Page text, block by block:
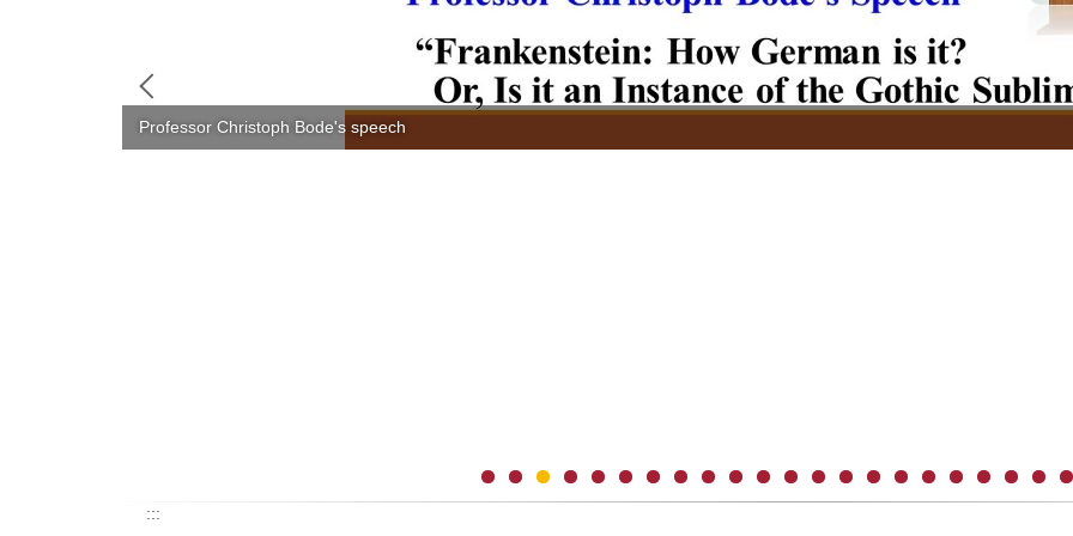
賀～ 本系高郁婷老師獲 臺灣綜合大學系統113年度 年輕學者創新研發成果優等獎
:::